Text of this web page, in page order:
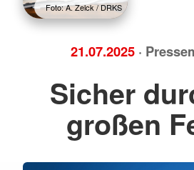
Foto: A. Zelck / DRKS
21.07.2025 ·
Sicher
großen